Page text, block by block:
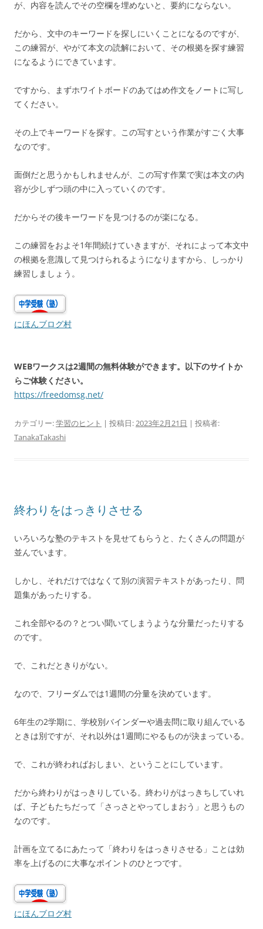
が、内容を読んでその空欄を埋めないと、要約にならない。
だから、文中のキーワードを探しにいくことになるのですが、
この練習が、やがて本文の読解において、その根拠を探す練習
になるようにできています。
ですから、まずホワイトボードのあてはめ作文をノートに写し
てください。
その上でキーワードを探す。この写すという作業がすごく大事
なのです。
面倒だと思うかもしれませんが、この写す作業で実は本文の内
容が少しずつ頭の中に入っていくのです。
だからその後キーワードを見つけるのが楽になる。
この練習をおよそ1年間続けていきますが、それによって本文中
の根拠を意識して見つけられるようになりますから、しっかり
練習しましょう。
にほんブログ村
WEBワークスは2週間の無料体験ができます。以下のサイトか
らご体験ください。
https://freedomsg.net/
カテゴリー:学習のヒント | 投稿日:2023年2月21日 | 投稿者:
TanakaTakashi
終わりをはっきりさせる
いろいろな塾のテキストを見せてもらうと、たくさんの問題が
並んでいます。
しかし、それだけではなくて別の演習テキストがあったり、問
題集があったりする。
これ全部やるの？とつい聞いてしまうような分量だったりする
のです。
で、これだときりがない。
なので、フリーダムでは1週間の分量を決めています。
6年生の2学期に、学校別バインダーや過去問に取り組んでいる
ときは別ですが、それ以外は1週間にやるものが決まっている。
で、これが終わればおしまい、ということにしています。
だから終わりがはっきりしている。終わりがはっきちしていれ
ば、子どもたちだって「さっさとやってしまおう」と思うもの
なのです。
計画を立てるにあたって「終わりをはっきりさせる」ことは効
率を上げるのに大事なポイントのひとつです。
にほんブログ村